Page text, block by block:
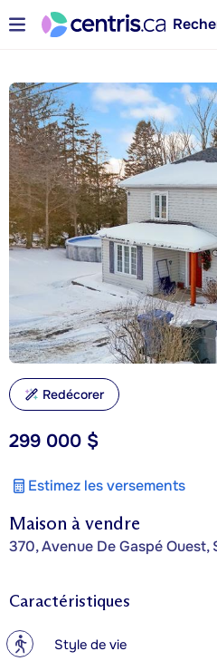
Maison à vendre
370, Avenue De Gaspé
299 000 $
Estimez les versements
Redécorer
Caractéristiques
? Style de vie